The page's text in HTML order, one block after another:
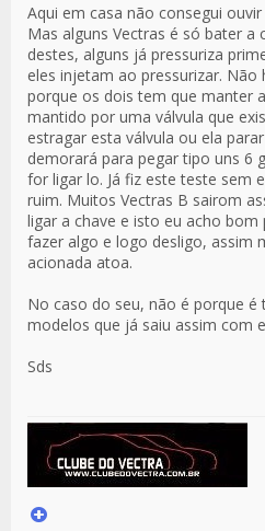
Aqui em casa não consegui
Mas alguns Vectras é só bater a
destes, alguns já pressuriza
eles injetam ao pressurizar.
porque os dois tem que manter
mantido por uma válvula que
estragar esta válvula ou ela
demorará para pegar tipo uns 6
for ligar lo. Já fiz este teste sem
ruim. Muitos Vectras B sairom
ligar a chave e isto eu acho
fazer algo e logo desligo, assim
acionada atoa.
No caso do seu, não é porque
modelos que já saiu assim com
Sds